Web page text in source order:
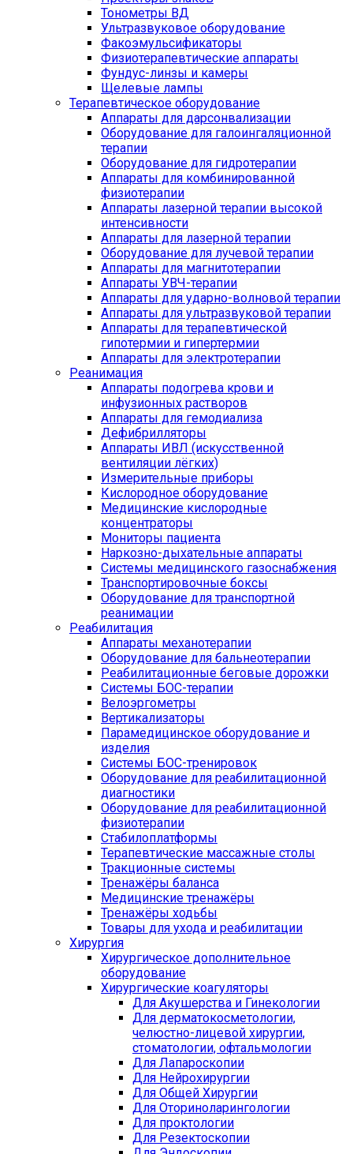
Тонометры ВД
Ультразвуковое оборудование
Факоэмульсификаторы
Физиотерапевтические аппараты
Фундус-линзы и камеры
Щелевые лампы
Терапевтическое оборудование
Аппараты для дарсонвализации
Оборудование для галоингаляционной
терапии
Оборудование для гидротерапии
Аппараты для комбинированной
физиотерапии
Аппараты лазерной терапии высокой
интенсивности
Аппараты для лазерной терапии
Оборудование для лучевой терапии
Аппараты для магнитотерапии
Аппараты УВЧ-терапии
Аппараты для ударно-волновой терапии
Аппараты для ультразвуковой терапии
Аппараты для терапевтической
гипотермии и гипертермии
Аппараты для электротерапии
Реанимация
Аппараты подогрева крови и
инфузионных растворов
Аппараты для гемодиализа
Дефибрилляторы
Аппараты ИВЛ (искусственной
вентиляции лёгких)
Измерительные приборы
Кислородное оборудование
Медицинские кислородные
концентраторы
Мониторы пациента
Наркозно-дыхательные аппараты
Системы медицинского газоснабжения
Транспортировочные боксы
Оборудование для транспортной
реанимации
Реабилитация
Аппараты механотерапии
Оборудование для бальнеотерапии
Реабилитационные беговые дорожки
Системы БОС-терапии
Велоэргометры
Вертикализаторы
Парамедицинское оборудование и
изделия
Системы БОС-тренировок
Оборудование для реабилитационной
диагностики
Оборудование для реабилитационной
физиотерапии
Стабилоплатформы
Терапевтические массажные столы
Тракционные системы
Тренажёры баланса
Медицинские тренажёры
Тренажёры ходьбы
Товары для ухода и реабилитации
Хирургия
Хирургическое дополнительное
оборудование
Хирургические коагуляторы
Для Акушерства и Гинекологии
Для дерматокосметологии,
челюстно-лицевой хирургии,
стоматологии, офтальмологии
Для Лапароскопии
Для Нейрохирургии
Для Общей Хирургии
Для Оториноларингологии
Для проктологии
Для Резектоскопии